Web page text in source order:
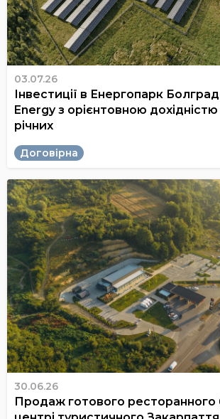
03.07.26
Інвестиції в Енергопарк
Energy з орієнтовною дохідністю
річних
Договірна
30.06.26
Продаж готового ресторанного